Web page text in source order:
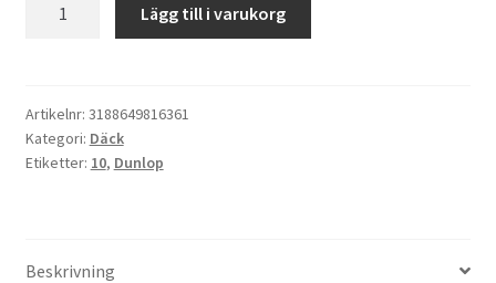
10
54L
TL
Lägg till i varukorg
Artikelnr: 3188649816361
Kategori: Däck
Etiketter: 10, Dunlop
Beskrivning